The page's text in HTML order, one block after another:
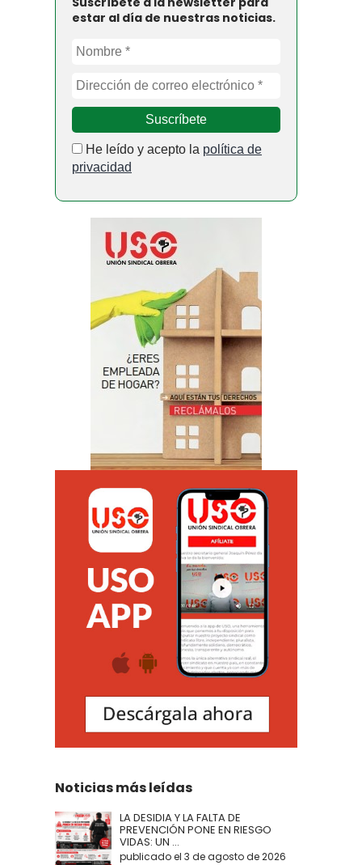
estar al día de nuestras noticias.
He leído y acepto la política de
privacidad
Noticias más leídas
LA DESIDIA Y LA FALTA DE
PREVENCIÓN PONE EN RIESGO
VIDAS: UN ...
publicado el 3 de agosto de 2026